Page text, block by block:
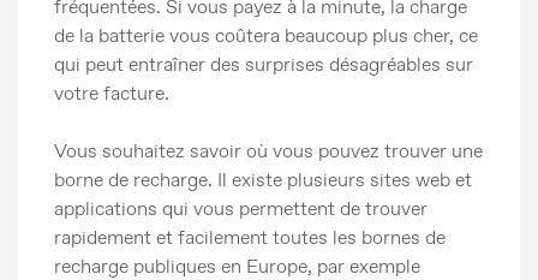
fréquentées. Si vous payez à la minute, la charge
de la batterie vous coûtera beaucoup plus cher, ce
qui peut entraîner des surprises désagréables sur
votre facture.
Vous souhaitez savoir où vous pouvez trouver une
borne de recharge. Il existe plusieurs sites web et
applications qui vous permettent de trouver
rapidement et facilement toutes les bornes de
recharge publiques en Europe, par exemple